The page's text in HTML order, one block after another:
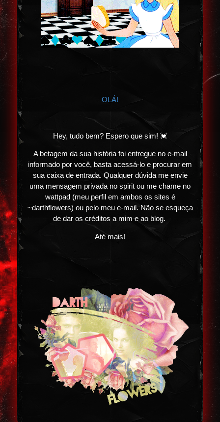
OLÁ!
Hey, tudo bem? Espero que sim! 💓
A betagem da sua história foi entregue no e-mail
informado por você, basta acessá-lo e procurar em
sua caixa de entrada. Qualquer dúvida me envie
uma mensagem privada no spirit ou me chame no
wattpad (meu perfil em ambos os sites é
~darthflowers) ou pelo meu e-mail. Não se esqueça
de dar os créditos a mim e ao blog.
Até mais!